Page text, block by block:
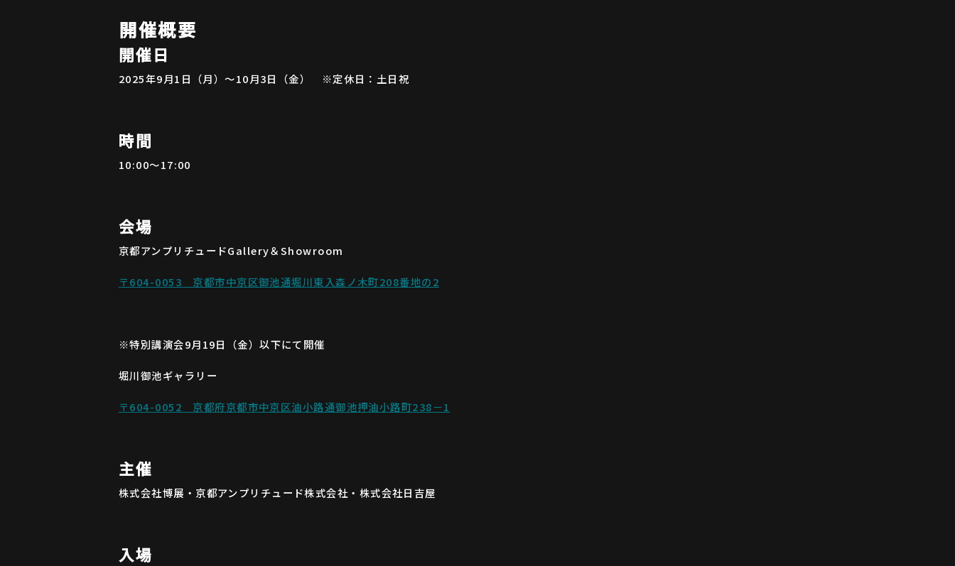
開催概要
開催日
2025年9月1日（月）〜10月3日（金） ※定休日：土日祝
時間
10:00〜17:00
会場
京都アンプリチュードGallery＆Showroom
〒604-0053 京都市中京区御池通堀川東入森ノ木町208番地の2
※特別講演会9月19日（金）以下にて開催
堀川御池ギャラリー
〒604-0052 京都府京都市中京区油小路通御池押油小路町238－1
主催
株式会社博展・京都アンプリチュード株式会社・株式会社日吉屋
入場